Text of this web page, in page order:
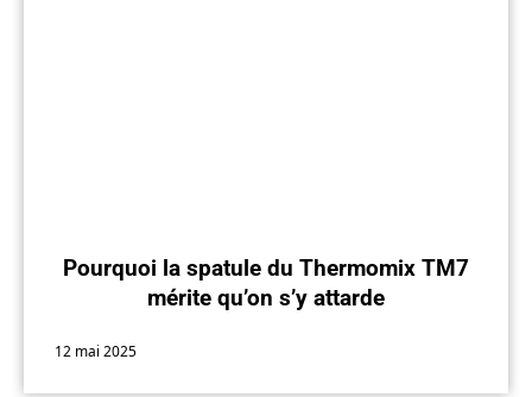
Pourquoi la spatule du Thermomix TM7
mérite qu’on s’y attarde
12 mai 2025